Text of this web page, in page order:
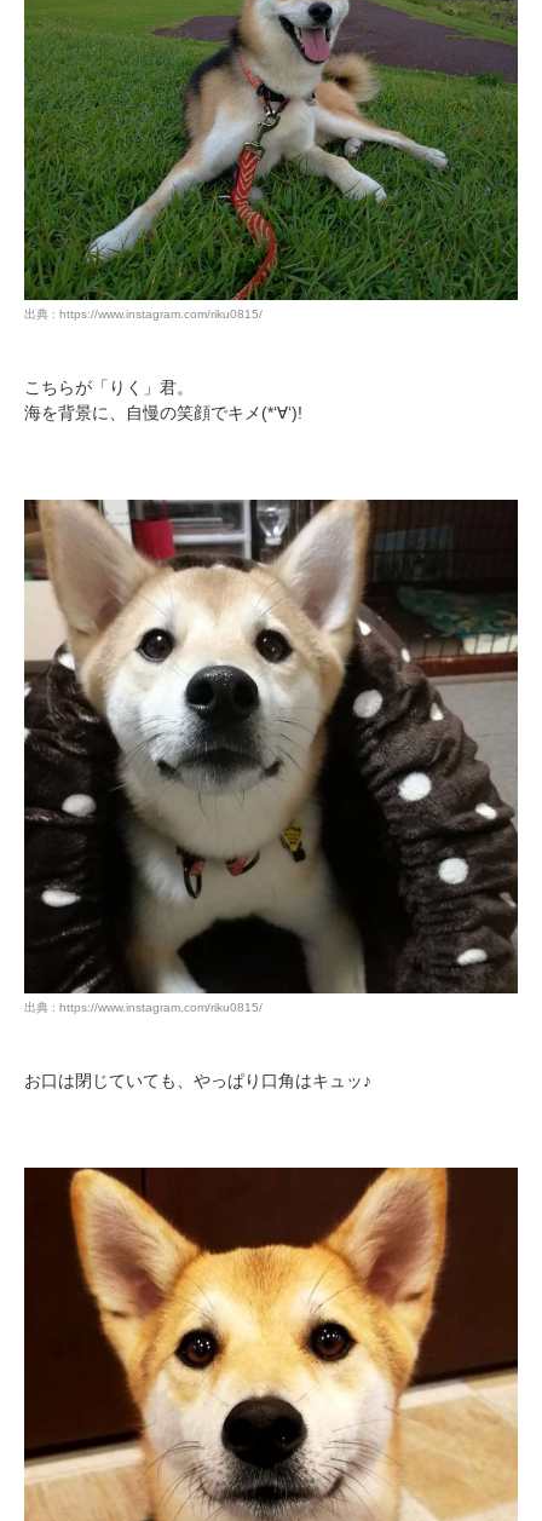
出典 : https://www.instagram.com/riku0815/
こちらが「りく」君。
海を背景に、自慢の笑顔でキメ(*‘∀‘)!
出典 : https://www.instagram.com/riku0815/
お口は閉じていても、やっぱり口角はキュッ♪